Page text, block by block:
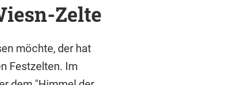
Zelte
möchte, der hat
Festzelten. Im